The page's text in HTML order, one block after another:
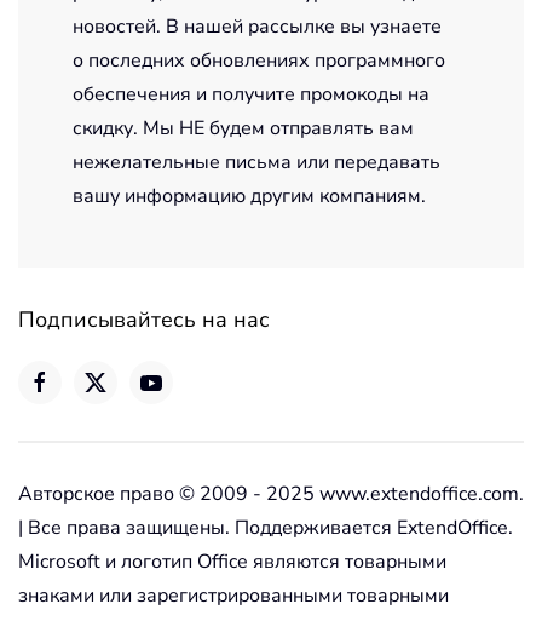
новостей. В нашей рассылке вы узнаете
о последних обновлениях программного
обеспечения и получите промокоды на
скидку. Мы НЕ будем отправлять вам
нежелательные письма или передавать
вашу информацию другим компаниям.
Подписывайтесь на нас
Авторское право © 2009 - 2025 www.extendoffice.com.
| Все права защищены. Поддерживается ExtendOffice.
Microsoft и логотип Office являются товарными
знаками или зарегистрированными товарными